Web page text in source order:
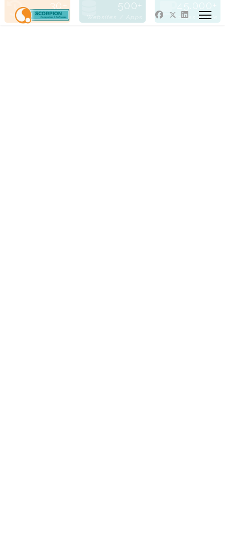
30
Jaren Actief
500
Websites / Apps
45.000
Kopjes Koffie